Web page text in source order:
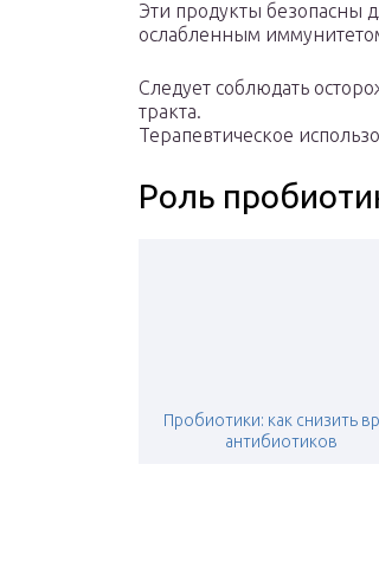
Эти продукты безопасны
ослабленным
Следует соблюдать
тракта.
Терапевтическое
Роль
Пробиотики: как снизить
антибиотиков